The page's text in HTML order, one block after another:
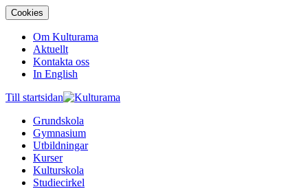
Cookies
Om Kulturama
Aktuellt
Kontakta oss
In English
Till startsidan
Grundskola
Gymnasium
Utbildningar
Kurser
Kulturskola
Studiecirkel